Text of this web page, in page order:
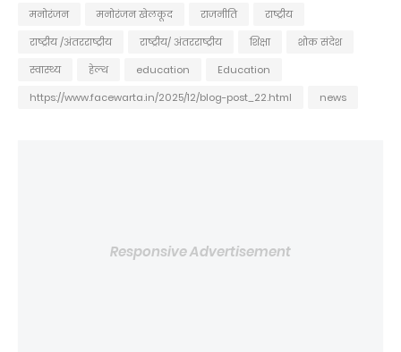
मनोरंजन
मनोरंजन खेलकूद राजनीति
राष्ट्रीय
राष्ट्रीय /अंतरराष्ट्रीय
राष्ट्रीय/ अंतरराष्ट्रीय शिक्षा
शोक संदेश
स्वास्थ्य
हेल्थ education
Education
https://www.facewarta.in/2025/12/blog-post_22.html
news
Responsive Advertisement